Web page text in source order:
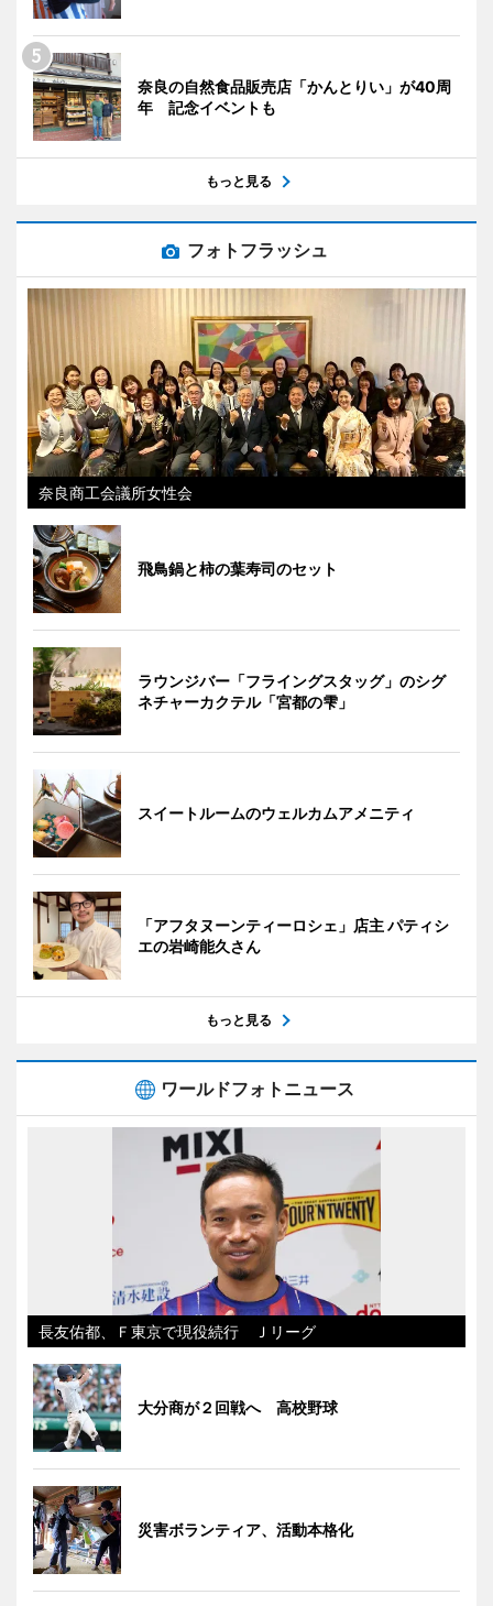
奈良の自然食品販売店「かんとりい」が40周
年 記念イベントも
もっと見る
フォトフラッシュ
奈良商工会議所女性会
飛鳥鍋と柿の葉寿司のセット
ラウンジバー「フライングスタッグ」のシグ
ネチャーカクテル「宮都の雫」
スイートルームのウェルカムアメニティ
「アフタヌーンティーロシェ」店主 パティシ
エの岩崎能久さん
もっと見る
ワールドフォトニュース
長友佑都、Ｆ東京で現役続行 Ｊリーグ
大分商が２回戦へ 高校野球
災害ボランティア、活動本格化